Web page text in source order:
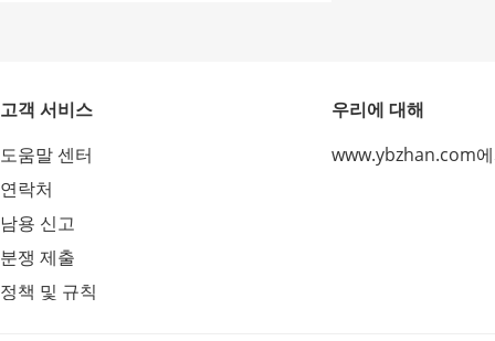
고객 서비스
도움말 센터
연락처
남용 신고
분쟁 제출
정책 및 규칙
우리에 대해
www.ybzhan.com